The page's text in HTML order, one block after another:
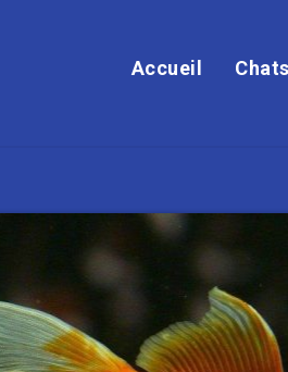
Accueil Chats